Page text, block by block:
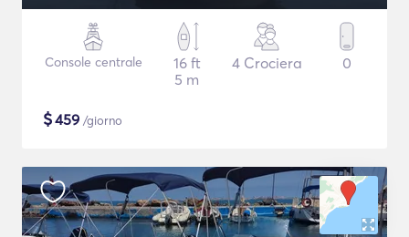
Console centrale
16 ft
5 m
4 Crociera 0
$459 /giorno